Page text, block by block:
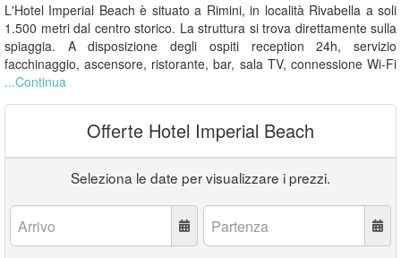
L'Hotel Imperial Beach è situato a Rimini, in località Rivabella a soli
1.500 metri dal centro storico. La struttura si trova direttamente sulla
spiaggia. A disposizione degli ospiti reception 24h, servizio
facchinaggio, ascensore, ristorante, bar, sala TV, connessione Wi-Fi
...Continua
Offerte Hotel Imperial Beach
Seleziona le date per visualizzare i prezzi.
Arrivo: Partenza: